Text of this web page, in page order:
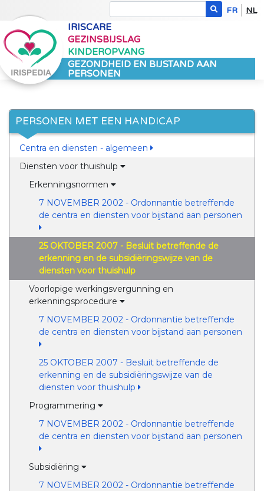
FR NL
IRISCARE
GEZINSBIJSLAG
KINDEROPVANG
GEZONDHEID EN BIJSTAND AAN
PERSONEN
PERSONEN MET EEN HANDICAP
Centra en diensten - algemeen
Diensten voor thuishulp
Erkenningsnormen
7 NOVEMBER 2002 - Ordonnantie betreffende
de centra en diensten voor bijstand aan personen
25 OKTOBER 2007 - Besluit betreffende de
erkenning en de subsidiëringswijze van de
diensten voor thuishulp
Voorlopige werkingsvergunning en
erkenningsprocedure
7 NOVEMBER 2002 - Ordonnantie betreffende
de centra en diensten voor bijstand aan personen
25 OKTOBER 2007 - Besluit betreffende de
erkenning en de subsidiëringswijze van de
diensten voor thuishulp
Programmering
7 NOVEMBER 2002 - Ordonnantie betreffende
de centra en diensten voor bijstand aan personen
Subsidiëring
7 NOVEMBER 2002 - Ordonnantie betreffende